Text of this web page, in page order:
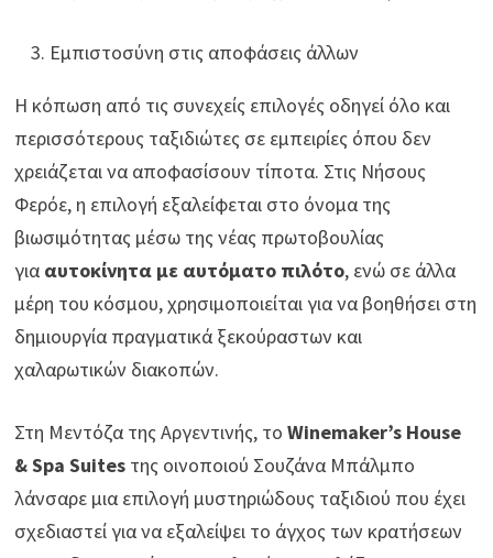
Εμπιστοσύνη στις αποφάσεις άλλων
Η κόπωση από τις συνεχείς επιλογές οδηγεί όλο και
περισσότερους ταξιδιώτες σε εμπειρίες όπου δεν
χρειάζεται να αποφασίσουν τίποτα. Στις Νήσους
Φερόε, η επιλογή εξαλείφεται στο όνομα της
βιωσιμότητας μέσω της νέας πρωτοβουλίας
για αυτοκίνητα με αυτόματο πιλότο, ενώ σε άλλα
μέρη του κόσμου, χρησιμοποιείται για να βοηθήσει στη
δημιουργία πραγματικά ξεκούραστων και
χαλαρωτικών διακοπών.
Στη Μεντόζα της Αργεντινής, τοWinemaker’s House
& Spa Suites της οινοποιού Σουζάνα Μπάλμπο
λάνσαρε μια επιλογή μυστηριώδους ταξιδιού που έχει
σχεδιαστεί για να εξαλείψει το άγχος των κρατήσεων